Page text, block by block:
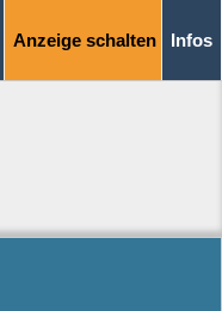
Anzeige schalten Infos